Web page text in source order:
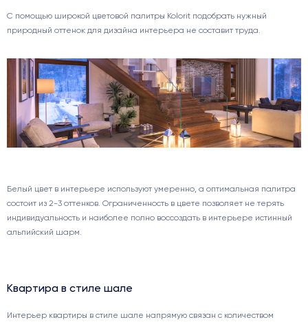
С помощью широкой цветовой палитры Kolorit подобрать нужный
природный оттенок для дизайна интерьера не составит труда.
Белый цвет в интерьере используют умеренно, а оптимальная палитра
состоит из 2-3 оттенков. Ограниченность в цвете позволяет не терять
индивидуальность и наиболее полно воссоздать в интерьере истинный
альпийский шарм.
Квартира в стиле шале
Интерьер квартиры в стиле шале напрямую связан с количеством